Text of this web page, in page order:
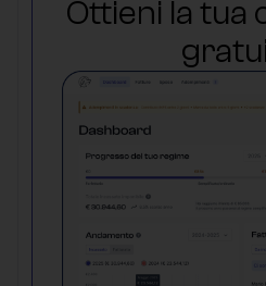
Ottieni la tua